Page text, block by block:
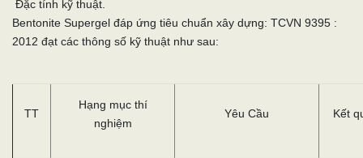
Đặc tính kỹ thuật.
Bentonite Supergel đáp ứng tiêu chuẩn xây dựng: TCVN 9395 :
2012 đạt các thông số kỹ thuật như sau:
TT
Hạng mục thí
nghiệm
Yêu Cầu Kết